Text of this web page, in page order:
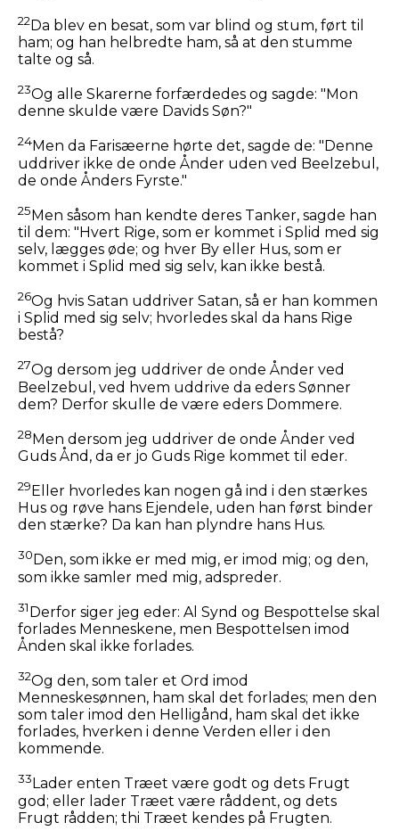
22Da blev en besat, som var blind og stum, ført til
ham; og han helbredte ham, så at den stumme
talte og så.
23Og alle Skarerne forfærdedes og sagde: "Mon
denne skulde være Davids Søn?"
24Men da Farisæerne hørte det, sagde de: "Denne
uddriver ikke de onde Ånder uden ved Beelzebul,
de onde Ånders Fyrste."
25Men såsom han kendte deres Tanker, sagde han
til dem: "Hvert Rige, som er kommet i Splid med sig
selv, lægges øde; og hver By eller Hus, som er
kommet i Splid med sig selv, kan ikke bestå.
26Og hvis Satan uddriver Satan, så er han kommen
i Splid med sig selv; hvorledes skal da hans Rige
bestå?
27Og dersom jeg uddriver de onde Ånder ved
Beelzebul, ved hvem uddrive da eders Sønner
dem? Derfor skulle de være eders Dommere.
28Men dersom jeg uddriver de onde Ånder ved
Guds Ånd, da er jo Guds Rige kommet til eder.
29 Eller hvorledes kan nogen gå ind i den stærkes
Hus og røve hans Ejendele, uden han først binder
den stærke? Da kan han plyndre hans Hus.
30 Den, som ikke er med mig, er imod mig; og den,
som ikke samler med mig, adspreder.
31Derfor siger jeg eder: Al Synd og Bespottelse skal
forlades Menneskene, men Bespottelsen imod
Ånden skal ikke forlades.
32Og den, som taler et Ord imod
Menneskesønnen, ham skal det forlades; men den
som taler imod den Helligånd, ham skal det ikke
forlades, hverken i denne Verden eller i den
kommende.
33 Lader enten Træet være godt og dets Frugt
god; eller lader Træet være råddent, og dets
Frugt rådden; thi Træet kendes på Frugten.